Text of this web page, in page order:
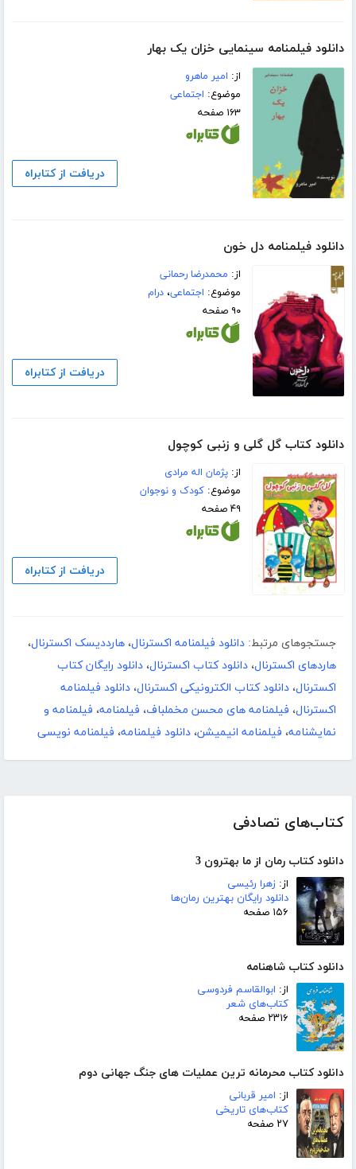
کتاب‌های تصادفی
دانلود کتاب رمان از ما بهترون 3
از: زهرا رئیسی
دانلود رایگان بهترین رمان‌ها
۱۵۶ صفحه
دانلود کتاب شاهنامه
از: ابوالقاسم فردوسی
کتاب‌های شعر
۲۳۱۶ صفحه
دانلود کتاب محرمانه ترین عملیات های جنگ جهانی دوم
از: امیر قربانی
کتاب‌های تاریخی
۲۷ صفحه
دانلود فیلمنامه سینمایی خزان یک بهار
از: امیر ماهرو
موضوع: اجتماعی
۱۶۳ صفحه
دریافت از کتابراه
دانلود فیلمنامه دل خون
از: محمدرضا رحمانی
موضوع: اجتماعی،درام
۹۰ صفحه
دریافت از کتابراه
دانلود کتاب گل گلی و زنبی کوچول
از:پژمان اله مرادی
موضوع:کودک و نوجوان
۴۹ صفحه
دریافت از کتابراه
جستجوهای مرتبط: دانلود فیلمنامه اکسترنال، هارددیسک اکسترنال،
هاردهای اکسترنال، دانلود کتاب اکسترنال، دانلود رایگان کتاب
اکسترنال، دانلود کتاب الکترونیکی اکسترنال، دانلود فیلمنامه
اکسترنال، فیلمنامه های محسن مخملباف، فیلمنامه، فیلمنامه و
نمایشنامه، فیلمنامه انیمیشن، دانلود فیلمنامه، فیلمنامه نویسی